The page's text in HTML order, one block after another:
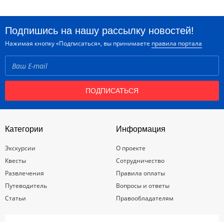
Подпишись на нашу рассылку новостей!
Нажимая кнопку «Подписаться», вы принимаете правила портала
ПОДПИСАТЬСЯ
Категории
Экскурсии
Квесты
Развлечения
Путеводитель
Статьи
Информация
О проекте
Сотрудничество
Правила оплаты
Вопросы и ответы
Правообладателям